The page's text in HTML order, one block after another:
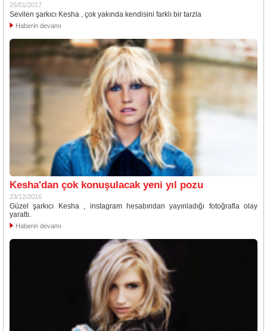
25/01/2017
Sevilen şarkıcı Kesha , çok yakında kendisini farklı bir tarzla
Haberin devamı
Kesha'dan çok konuşulacak yeni yıl pozu
23/12/2016
Güzel şarkıcı Kesha , instagram hesabından yayınladığı fotoğrafla olay
yarattı.
Haberin devamı